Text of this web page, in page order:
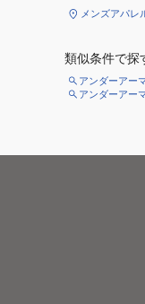
メンズアパレ
類似条件で探
アンダーアー
アンダーアー